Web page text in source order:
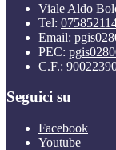
Viale Aldo
Tel:
Email:
PEC:
C.F.:
Seguici su
Facebook
Youtube